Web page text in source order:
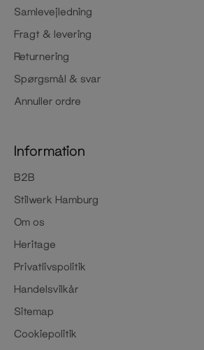
Samlevejledning
Fragt & levering
Returnering
Spørgsmål & svar
Annuller ordre
Information
B2B
Stilwerk Hamburg
Om os
Heritage
Privatlivspolitik
Handelsvilkår
Sitemap
Cookiepolitik